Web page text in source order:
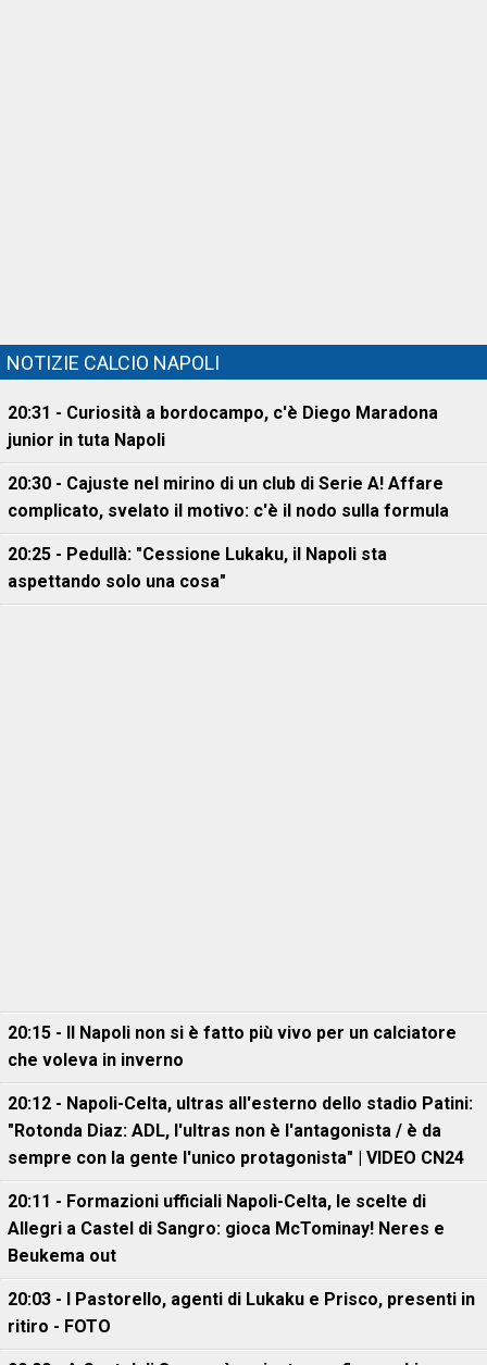
NOTIZIE CALCIO NAPOLI
20:31 - Curiosità a bordocampo, c'è Diego Maradona
junior in tuta Napoli
20:30 - Cajuste nel mirino di un club di Serie A! Affare
complicato, svelato il motivo: c'è il nodo sulla formula
20:25 - Pedullà: "Cessione Lukaku, il Napoli sta
aspettando solo una cosa"
20:15 - Il Napoli non si è fatto più vivo per un calciatore
che voleva in inverno
20:12 - Napoli-Celta, ultras all'esterno dello stadio Patini:
"Rotonda Diaz: ADL, l'ultras non è l'antagonista / è da
sempre con la gente l'unico protagonista" | VIDEO CN24
20:11 - Formazioni ufficiali Napoli-Celta, le scelte di
Allegri a Castel di Sangro: gioca McTominay! Neres e
Beukema out
20:03 - I Pastorello, agenti di Lukaku e Prisco, presenti in
ritiro - FOTO